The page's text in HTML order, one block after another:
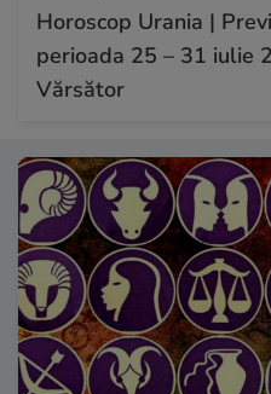
Horoscop Urania |
perioada 25 – 31 iulie
Vărsător